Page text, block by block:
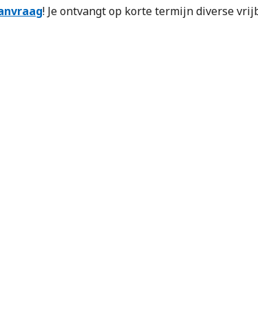
! Je ontvangt op korte termijn diverse